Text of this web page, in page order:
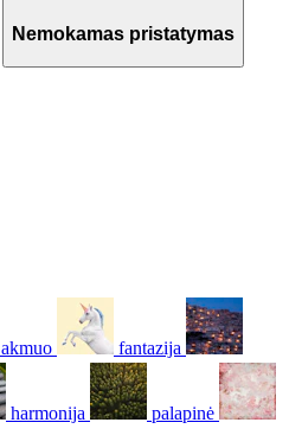
Nemokamas pristatymas
akmuo fantazija
harmonija palapinė